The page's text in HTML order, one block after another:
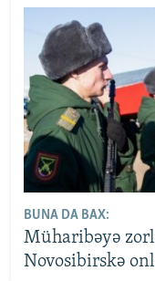
BUNA DA BAX:
Müharibəyə
Novosibirskə